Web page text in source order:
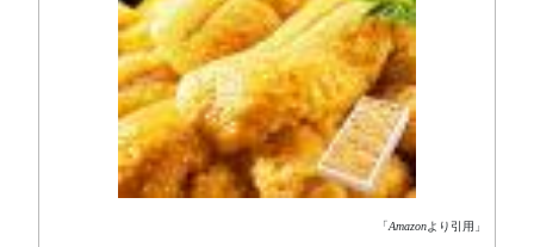
「Amazonより引用」